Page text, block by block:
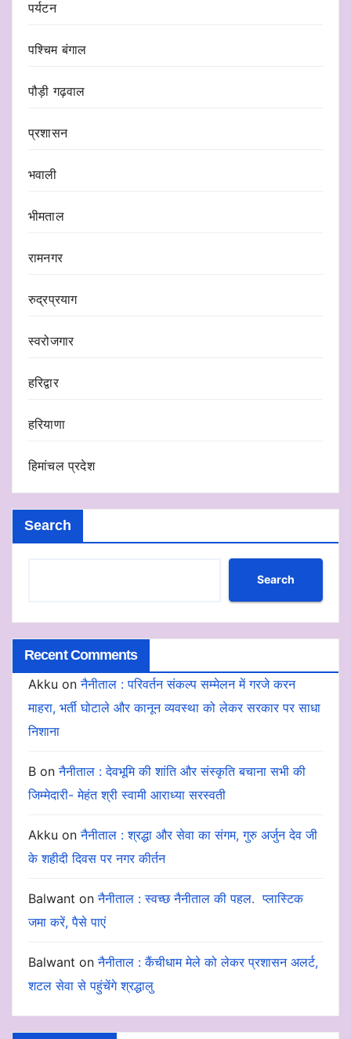
पर्यटन
पश्चिम बंगाल
पौड़ी गढ़वाल
प्रशासन
भवाली
भीमताल
रामनगर
रुद्रप्रयाग
स्वरोजगार
हरिद्वार
हरियाणा
हिमांचल प्रदेश
Search
Search
Recent Comments
Akku onनैनीताल : परिवर्तन संकल्प सम्मेलन में गरजे करन
माहरा, भर्ती घोटाले और कानून व्यवस्था को लेकर सरकार पर साधा
निशाना
B onनैनीताल : देवभूमि की शांति और संस्कृति बचाना सभी की
जिम्मेदारी- मेहंत श्री स्वामी आराध्या सरस्वती
Akku onनैनीताल : श्रद्धा और सेवा का संगम, गुरु अर्जुन देव जी
के शहीदी दिवस पर नगर कीर्तन
Balwant onनैनीताल : स्वच्छ नैनीताल की पहल. प्लास्टिक
जमा करें, पैसे पाएं
Balwant onनैनीताल : कैंचीधाम मेले को लेकर प्रशासन अलर्ट,
शटल सेवा से पहुंचेंगे श्रद्धालु